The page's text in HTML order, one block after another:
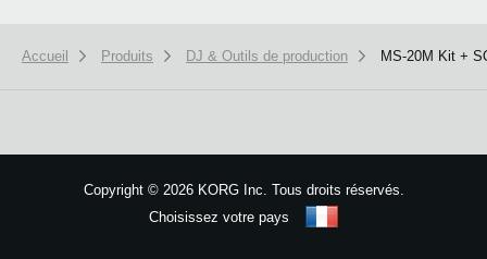
Accueil Produits DJ & Outils de production MS-20M Kit +
Copyright ©2026 KORG Inc. Tous droits réservés.
Choisissez votre pays